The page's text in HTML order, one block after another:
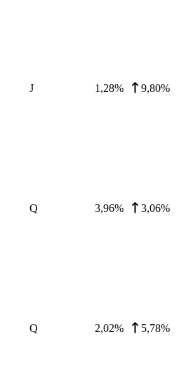
J 1,28% 9,80%
Q 3,96% 3,06%
Q 2,02% 5,78%